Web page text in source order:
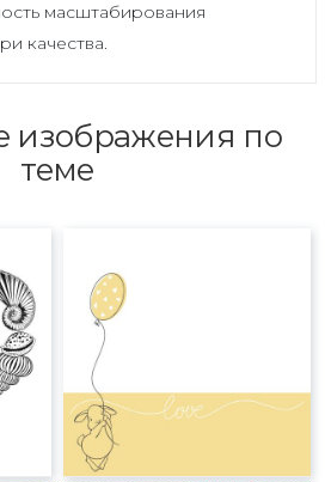
масштабирования
качества.
изображения по
теме